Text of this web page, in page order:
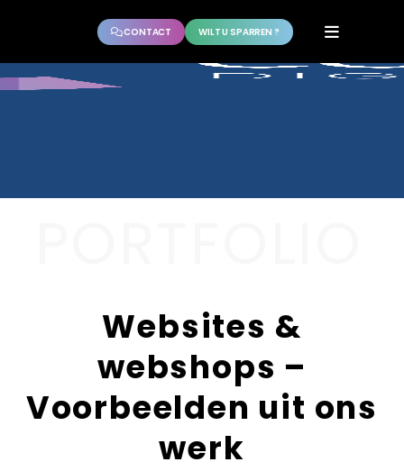
CONTACT WILT U SPARREN ?
Websites &
webshops –
Voorbeelden uit ons
werk